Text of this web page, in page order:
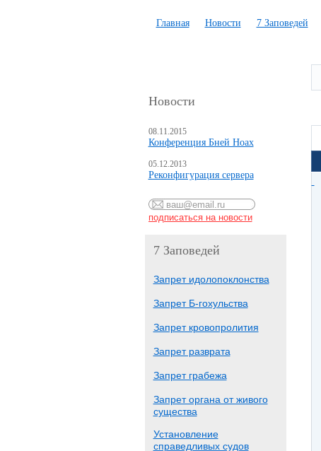
Главная Новости 7 Заповедей
Новости
08.11.2015
Конференция Бней Ноах
05.12.2013
Реконфигурация сервера
7 Заповедей
Запрет идолопоклонства
Запрет Б-гохульства
Запрет кровопролития
Запрет разврата
Запрет грабежа
Запрет органа от живого
существа
Установление
справедливых судов